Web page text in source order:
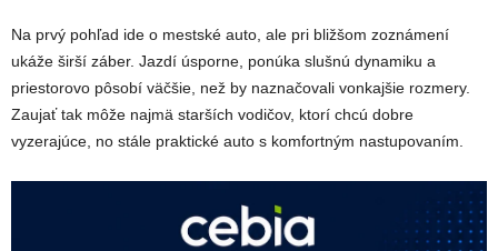
Na prvý pohľad ide o mestské auto, ale pri bližšom zoznámení
ukáže širší záber. Jazdí úsporne, ponúka slušnú dynamiku a
priestorovo pôsobí väčšie, než by naznačovali vonkajšie rozmery.
Zaujať tak môže najmä starších vodičov, ktorí chcú dobre
vyzerajúce, no stále praktické auto s komfortným nastupovaním.